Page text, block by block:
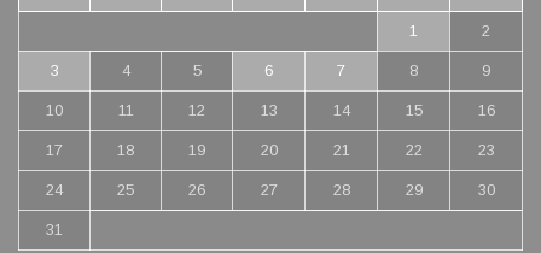
1 2
3 4 5 6 7 8 9
10 11 12 13 14 15 16
17 18 19 20 21 22 23
24 25 26 27 28 29 30
31